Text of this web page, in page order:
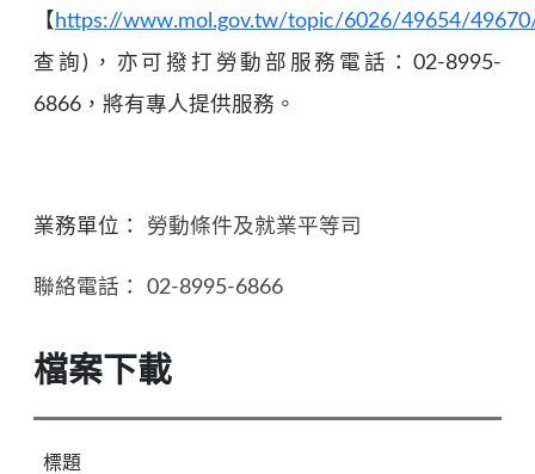
【 https://www.mol.gov.tw/topic/6026/49654/
查詢)，亦可撥打勞動部服務電話：02-8995-
6866，將有專人提供服務。
業務單位： 勞動條件及就業平等司
聯絡電話： 02-8995-6866
檔案下載
標題